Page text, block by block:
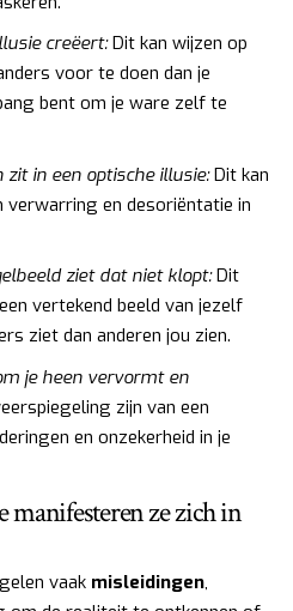
creëert:Dit kan wijzen op
voor te doen dan je
bent om je ware zelf te
zit in een optische illusie:Dit kan
verwarring en desoriëntatie in
ziet dat niet klopt:Dit
vertekend beeld van jezelf
ziet dan anderen jou zien.
je heen vervormt en
zijn van een
en onzekerheid in je
manifesteren ze zich in
vaak misleidingen,